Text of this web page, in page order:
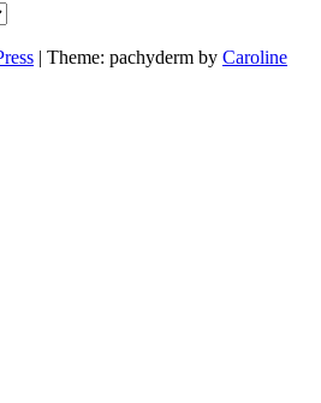
| Theme: pachyderm by Caroline